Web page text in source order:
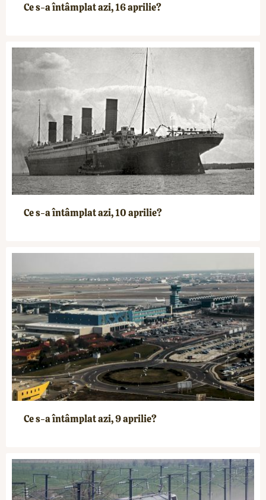
Ce s-a întâmplat azi, 16 aprilie?
Ce s-a întâmplat azi, 10 aprilie?
Ce s-a întâmplat azi, 9 aprilie?